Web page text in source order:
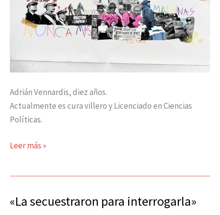
Adrián Vennardis, diez años.
Actualmente es cura villero y Licenciado en Ciencias
Políticas.
noche”
Leer más »
«La secuestraron para interrogarla»
«La